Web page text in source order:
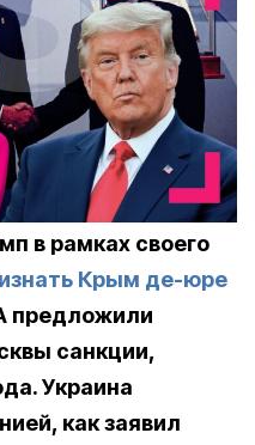
в рамках своего
Крым де-юре
предложили
санкции,
Украина
как заявил